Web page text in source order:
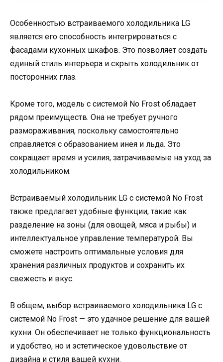
Особенностью встраиваемого холодильника LG
является его способность интегрироваться с
фасадами кухонных шкафов. Это позволяет создать
единый стиль интерьера и скрыть холодильник от
посторонних глаз.
Кроме того, модель с системой No Frost обладает
рядом преимуществ. Она не требует ручного
размораживания, поскольку самостоятельно
справляется с образованием инея и льда. Это
сокращает время и усилия, затрачиваемые на уход за
холодильником.
Встраиваемый холодильник LG с системой No Frost
также предлагает удобные функции, такие как
разделение на зоны (для овощей, мяса и рыбы) и
интеллектуальное управление температурой. Вы
сможете настроить оптимальные условия для
хранения различных продуктов и сохранить их
свежесть и вкус.
В общем, выбор встраиваемого холодильника LG с
системой No Frost — это удачное решение для вашей
кухни. Он обеспечивает не только функциональность
и удобство, но и эстетическое удовольствие от
дизайна и стиля вашей кухни.